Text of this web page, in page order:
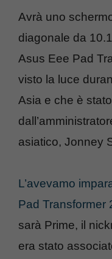
Avrà uno
diagonale da
Asus Eee Pad
visto la luce
Asia e che è
asiatico, Jonney
L’avevamo
Pad Transformer
sarà Prime, il
era stato